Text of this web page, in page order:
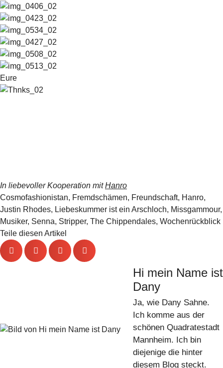
Eure
In liebevoller Kooperation mitHanro
Cosmofashionistan, Fremdschämen, Freundschaft, Hanro,
Justin Rhodes, Liebeskummer ist ein Arschloch, Missgammour,
Musiker, Senna, Stripper, The Chippendales, Wochenrückblick
Teile diesen Artikel
Hi mein Name ist
Dany
Ja, wie Dany Sahne.
Ich komme aus der
schönen Quadratestadt
Mannheim. Ich bin
diejenige die hinter
diesem Blog steckt.